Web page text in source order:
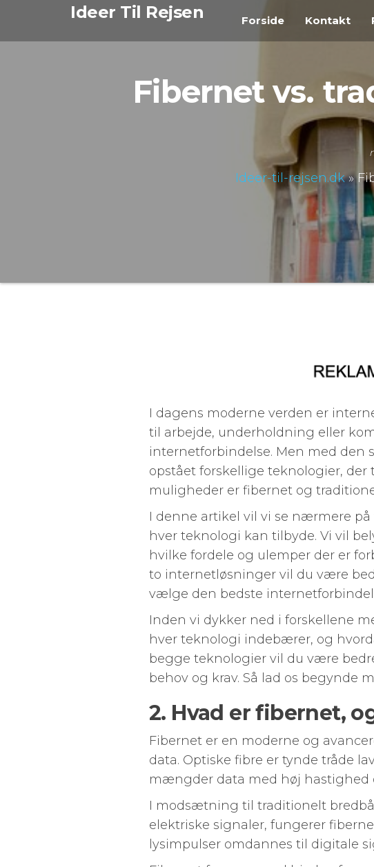
Ideer Til Rejsen Forside Kontakt
Fibernet vs.
Ideer-til-rejsen.dk»
I dagens moderne verden er
til arbejde, underholdning eller
internetforbindelse. Men med den
opstået forskellige teknologier,
muligheder er fibernet og
I denne artikel vil vi se nærmere
hver teknologi kan tilbyde. Vi vil
hvilke fordele og ulemper der er
to internetløsninger vil du være
vælge den bedste
Inden vi dykker ned i forskellene
hver teknologi indebærer, og
begge teknologier vil du være
behov og krav. Så lad os
2. Hvad er fibernet,
Fibernet er en moderne og
data. Optiske fibre er tynde tråde
mængder data med høj hastighed
I modsætning til traditionelt
elektriske signaler, fungerer
lysimpulser omdannes til digitale